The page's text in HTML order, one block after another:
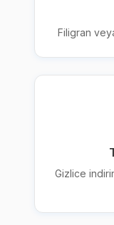
Filigran
Gizlice